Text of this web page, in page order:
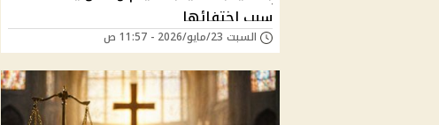
سبب اختفائها
السبت 23/مايو/2026 - 11:57 ص